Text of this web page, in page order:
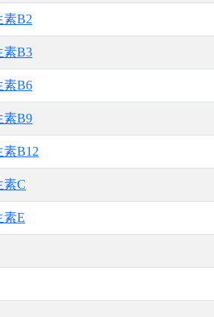
素B2
素B3
素B6
素B9
素B12
素C
素E